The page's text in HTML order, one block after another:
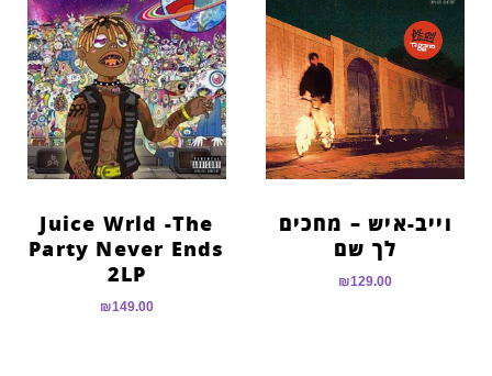
וייב-איש – מחכים
לך שם
₪129.00
Juice Wrld -The
Party Never Ends
2LP
₪149.00